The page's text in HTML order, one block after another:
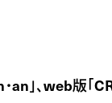
・an」、web版